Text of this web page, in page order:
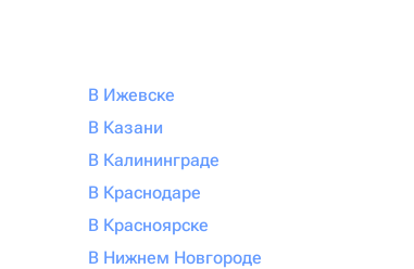
В Ижевске
В Казани
В Калининграде
В Краснодаре
В Красноярске
В Нижнем Новгороде